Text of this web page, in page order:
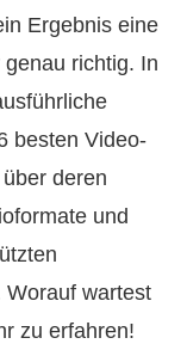
Ergebnis eine
richtig. In
besten Video-
deren
und
Worauf wartest
zu erfahren!